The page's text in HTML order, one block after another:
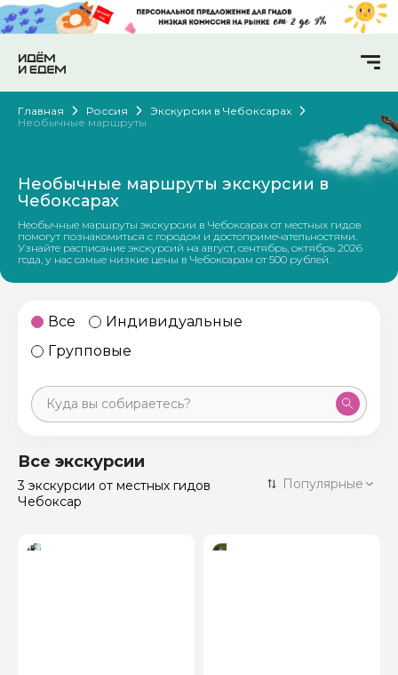
Главная Россия
Экскурсии в Чебоксарах
Необычные маршруты
Необычные маршруты экскурсии в
Чебоксарах
Необычные маршруты экскурсии в Чебоксарах от местных гидов
помогут познакомиться с городом и достопримечательностями.
Узнайте расписание экскурсий на август, сентябрь, октябрь 2026
года, у нас самые низкие цены в Чебоксарам от 500 рублей.
Все
Индивидуальные
Групповые
Санкт-Петербург
Россия
50 экскурсий
Все экскурсии
3 экскурсии от местных гидов
Чебоксар
Популярные